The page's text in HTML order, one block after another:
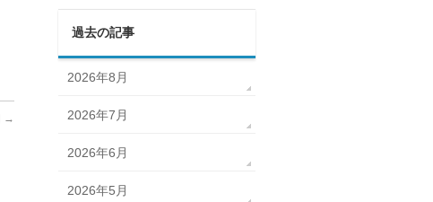
→
過去の記事
2026年8月
2026年7月
2026年6月
2026年5月